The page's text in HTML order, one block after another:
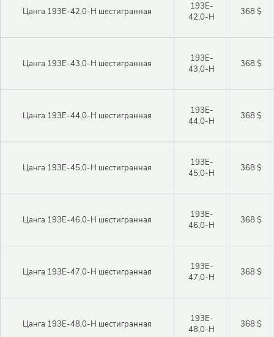
Цанга 193E-42,0-H шестигранная
193E-
42,0-H
368 $
Цанга 193E-43,0-H шестигранная
193E-
43,0-H
368 $
Цанга 193E-44,0-H шестигранная
193E-
44,0-H
368 $
Цанга 193E-45,0-H шестигранная
193E-
45,0-H
368 $
Цанга 193E-46,0-H шестигранная
193E-
46,0-H
368 $
Цанга 193E-47,0-H шестигранная
193E-
47,0-H
368 $
Цанга 193E-48,0-H шестигранная
193E-
48,0-H
368 $